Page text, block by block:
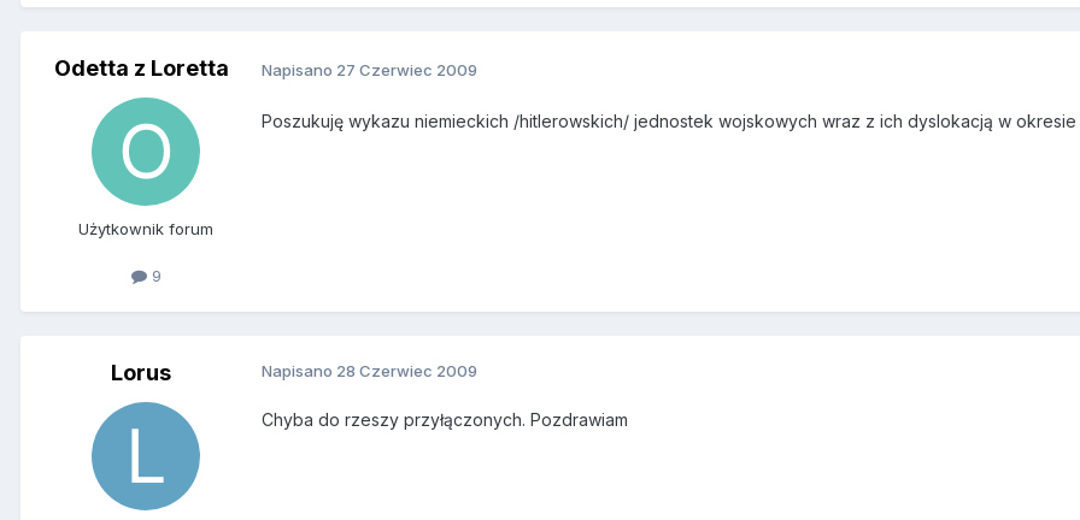
Odetta z Loretta
Użytkownik forum
9
Napisano 27 Czerwiec 2009
Poszukuję wykazu niemieckich /hitlerowskich/ jednostek wojskowych wraz z ich dyslokacją w okresie
Lorus Napisano 28 Czerwiec 2009
Chyba do rzeszy przyłączonych. Pozdrawiam